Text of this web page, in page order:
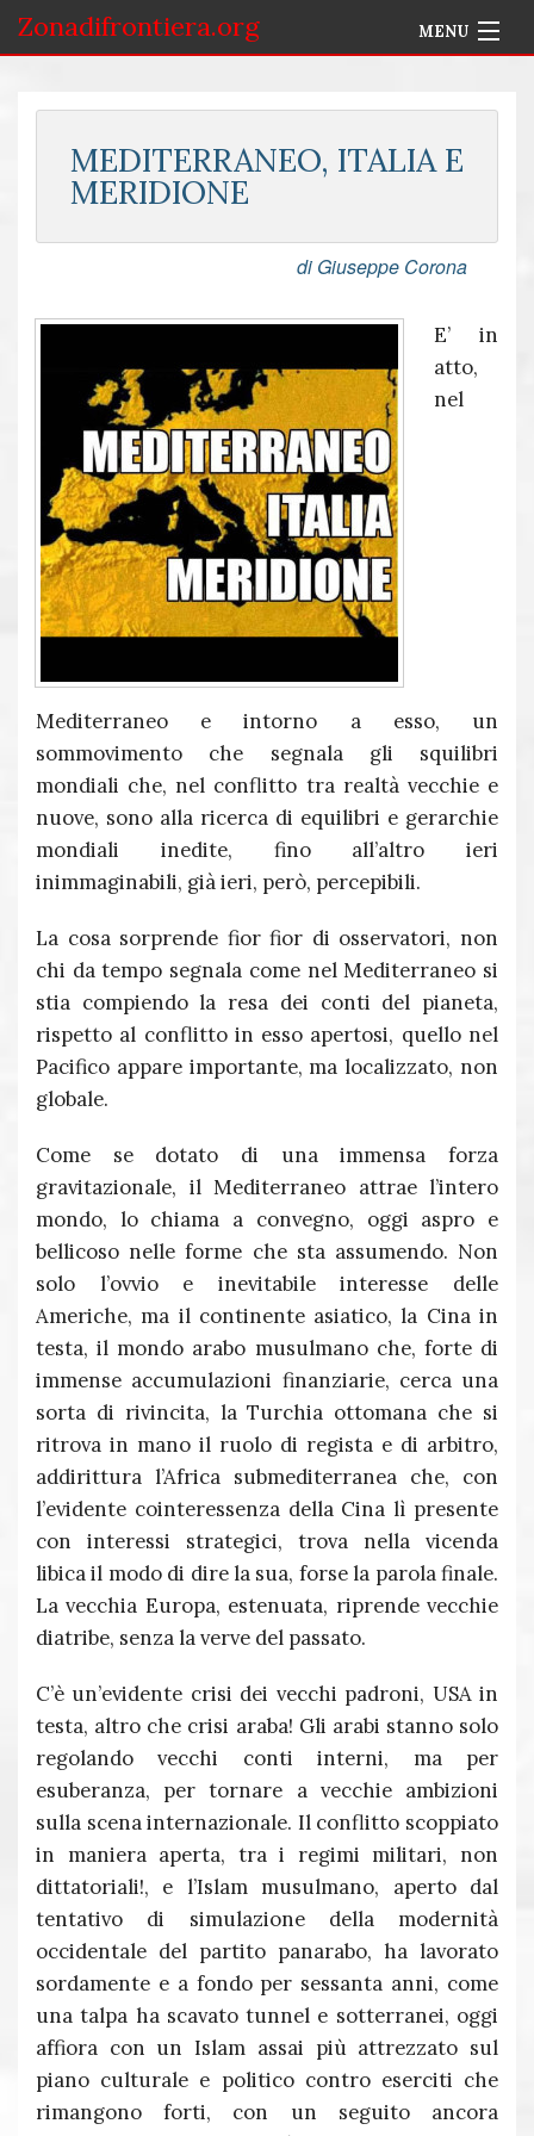
Zonadifrontiera.org MENU
Accedi
MEDITERRANEO, ITALIA E
MERIDIONE
di Giuseppe Corona
E’ in
atto,
nel
Mediterraneo e intorno a esso, un
sommovimento che segnala gli squilibri
mondiali che, nel conflitto tra realtà vecchie e
nuove, sono alla ricerca di equilibri e gerarchie
mondiali inedite, fino all’altro ieri
inimmaginabili, già ieri, però, percepibili.
La cosa sorprende fior fior di osservatori, non
chi da tempo segnala come nel Mediterraneo si
stia compiendo la resa dei conti del pianeta,
rispetto al conflitto in esso apertosi, quello nel
Pacifico appare importante, ma localizzato, non
globale.
Come se dotato di una immensa forza
gravitazionale, il Mediterraneo attrae l’intero
mondo, lo chiama a convegno, oggi aspro e
bellicoso nelle forme che sta assumendo. Non
solo l’ovvio e inevitabile interesse delle
Americhe, ma il continente asiatico, la Cina in
testa, il mondo arabo musulmano che, forte di
immense accumulazioni finanziarie, cerca una
sorta di rivincita, la Turchia ottomana che si
ritrova in mano il ruolo di regista e di arbitro,
addirittura l’Africa submediterranea che, con
l’evidente cointeressenza della Cina lì presente
con interessi strategici, trova nella vicenda
libica il modo di dire la sua, forse la parola finale.
La vecchia Europa, estenuata, riprende vecchie
diatribe, senza la verve del passato.
C’è un’evidente crisi dei vecchi padroni, USA in
testa, altro che crisi araba! Gli arabi stanno solo
regolando vecchi conti interni, ma per
esuberanza, per tornare a vecchie ambizioni
sulla scena internazionale. Il conflitto scoppiato
in maniera aperta, tra i regimi militari, non
dittatoriali!, e l’Islam musulmano, aperto dal
tentativo di simulazione della modernità
occidentale del partito panarabo, ha lavorato
sordamente e a fondo per sessanta anni, come
una talpa ha scavato tunnel e sotterranei, oggi
affiora con un Islam assai più attrezzato sul
piano culturale e politico contro eserciti che
rimangono forti, con un seguito ancora